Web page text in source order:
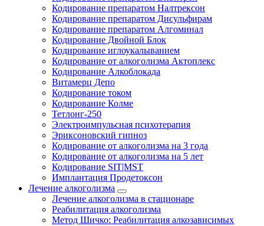
Кодирование препаратом Налтрексон
Кодирование препаратом Дисульфирам
Кодирование препаратом Алгоминал
Кодирование Двойной Блок
Кодирование иглоукалыванием
Кодирование от алкоголизма Актоплекс
Кодирование Алкоблокада
Витамерц Депо
Кодирование током
Кодирование Колме
Тетлонг-250
Электроимпульсная психотерапия
Эриксоновский гипноз
Кодирование от алкоголизма на 3 года
Кодирование от алкоголизма на 5 лет
Кодирование SIT|MST
Имплантация Продетоксон
Лечение алкоголизма
Лечение алкоголизма в стационаре
Реабилитация алкоголизма
Метод Шичко: Реабилитация алкозависимых